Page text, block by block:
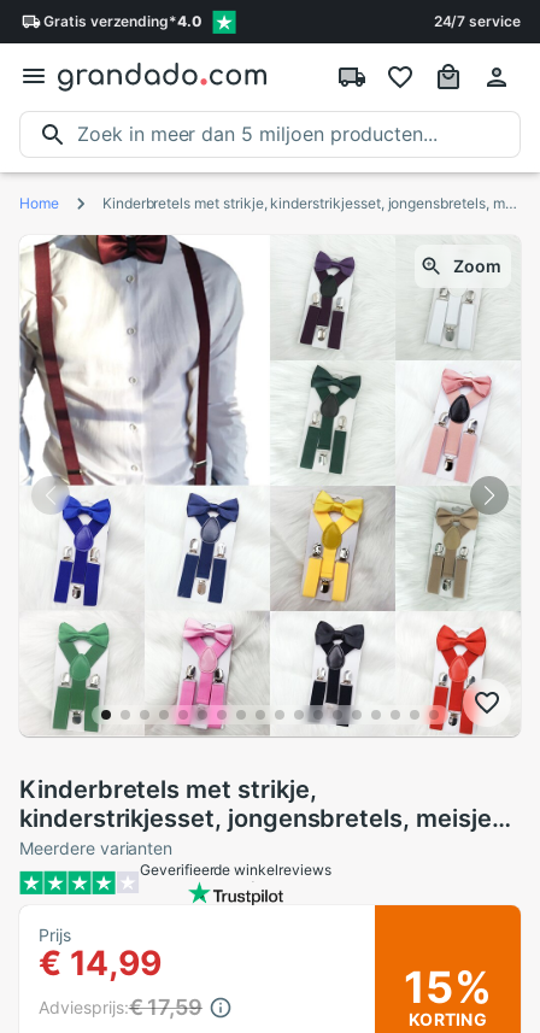
Gratis verzending*4.0 24/7 service
Home Kinderbretels met strikje, kinderstrikjesset, jongensbretels, meisjes verstelbare bretels, babybruiloftsstropdassen, accessoires
Zoom
Kinderbretels met strikje,
kinderstrikjesset, jongensbretels, meisjes
verstelbare bretels,
babybruiloftsstropdassen, accessoires
Meerdere varianten
Geverifieerde winkelreviews
Prijs
€ 14,99
Adviesprijs:€ 17,59 15%
KORTING